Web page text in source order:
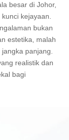
besar di Johor,
kejayaan.
bukan
estetika, malah
panjang.
realistik dan
bagi